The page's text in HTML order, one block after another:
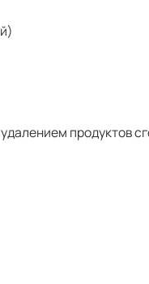
продуктов